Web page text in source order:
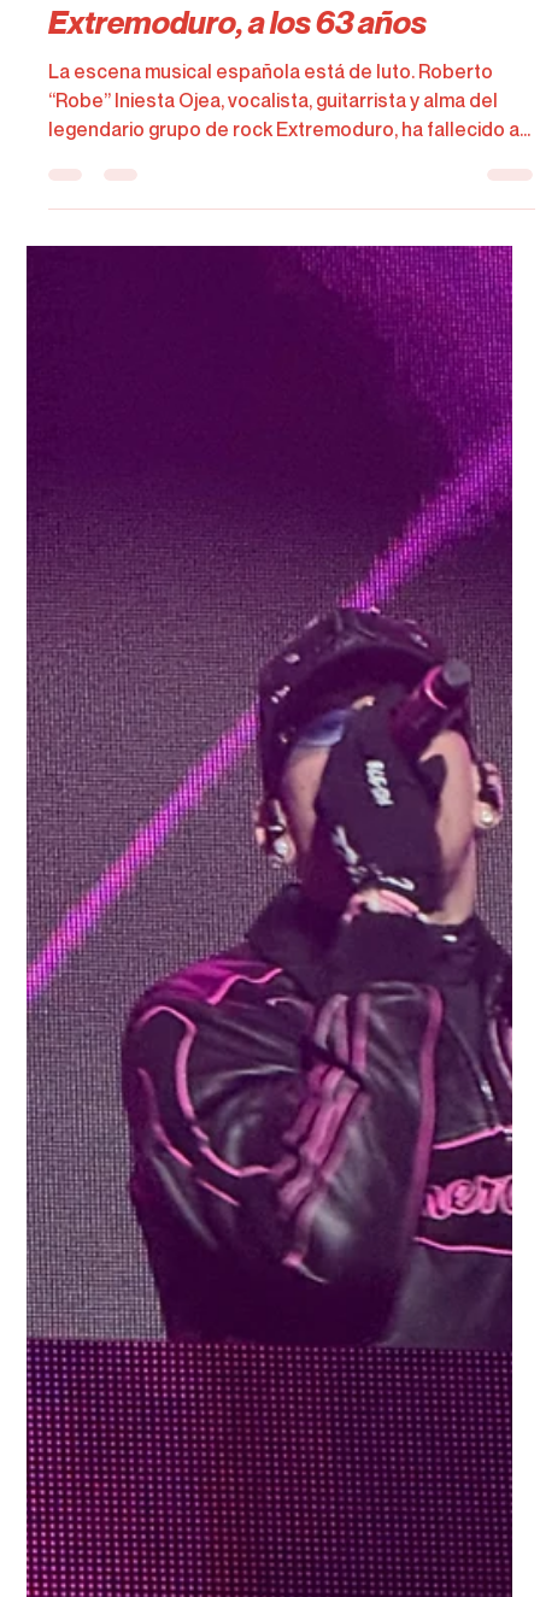
Jaime Hernández
17 dic 2025
1 min de lectura
Muere Robe Iniesta, líder de
Extremoduro, a los 63 años
La escena musical española está de luto. Roberto
“Robe” Iniesta Ojea, vocalista, guitarrista y alma del
legendario grupo de rock Extremoduro, ha fallecido a
los 63 años según ha confirmado su agencia de
comunicación.